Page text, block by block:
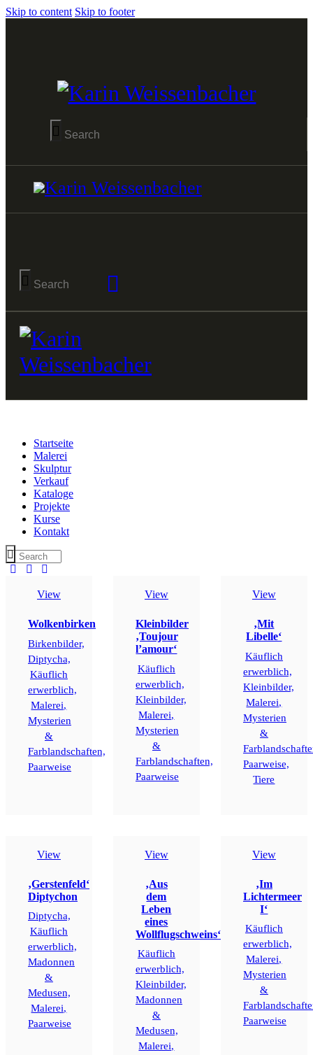
Skip to content Skip to footer
Startseite
Malerei
Skulptur
Verkauf
Kataloge
Projekte
Kurse
Kontakt
View
Wolkenbirken
Birkenbilder,
Diptycha,
Käuflich
erwerblich,
Malerei,
Mysterien
&
Farblandschaften,
Paarweise
View
Kleinbilder
‚Toujour
l’amour‘
Käuflich
erwerblich,
Kleinbilder,
Malerei,
Mysterien
&
Farblandschaften,
Paarweise
View
‚Mit
Libelle‘
Käuflich
erwerblich,
Kleinbilder,
Malerei,
Mysterien
&
Paarweise,
Tiere
View
‚Gerstenfeld‘
Diptychon
Diptycha,
Käuflich
erwerblich,
Madonnen
&
Medusen,
Malerei,
Paarweise
View
‚Aus
dem
Leben
eines
Wollflugschweins‘
Käuflich
erwerblich,
Kleinbilder,
Madonnen
&
Medusen,
Malerei,
View
‚Im
Lichtermeer
I‘
Käuflich
erwerblich,
Malerei,
Mysterien
&
Paarweise